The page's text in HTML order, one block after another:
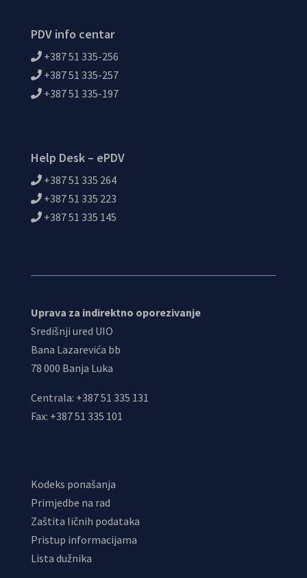
PDV info centar
+387 51 335-256
+387 51 335-257
+387 51 335-197
Help Desk – ePDV
+387 51 335 264
+387 51 335 223
+387 51 335 145
Uprava za indirektno oporezivanje
Središnji ured UIO
Bana Lazarevića bb
78 000 Banja Luka
Centrala: +387 51 335 131
Fax: +387 51 335 101
Kodeks ponašanja
Primjedbe na rad
Zaštita ličnih podataka
Pristup informacijama
Lista dužnika